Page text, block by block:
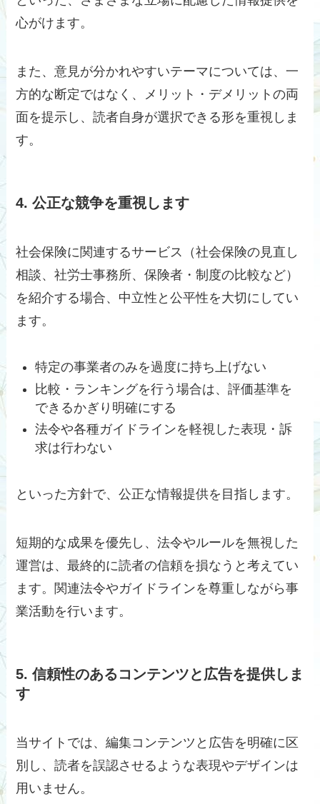
心がけます。
また、意見が分かれやすいテーマについては、一
方的な断定ではなく、メリット・デメリットの両
面を提示し、読者自身が選択できる形を重視しま
す。
4. 公正な競争を重視します
社会保険に関連するサービス（社会保険の見直し
相談、社労士事務所、保険者・制度の比較など）
を紹介する場合、中立性と公平性を大切にしてい
ます。
特定の事業者のみを過度に持ち上げない
比較・ランキングを行う場合は、評価基準を
できるかぎり明確にする
法令や各種ガイドラインを軽視した表現・訴
求は行わない
といった方針で、公正な情報提供を目指します。
短期的な成果を優先し、法令やルールを無視した
運営は、最終的に読者の信頼を損なうと考えてい
ます。関連法令やガイドラインを尊重しながら事
業活動を行います。
5. 信頼性のあるコンテンツと広告を提供しま
す
当サイトでは、編集コンテンツと広告を明確に区
別し、読者を誤認させるような表現やデザインは
用いません。